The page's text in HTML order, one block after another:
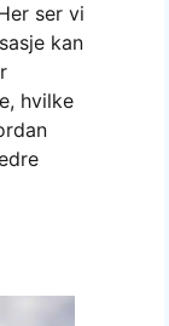
ser vi
kan
hvilke